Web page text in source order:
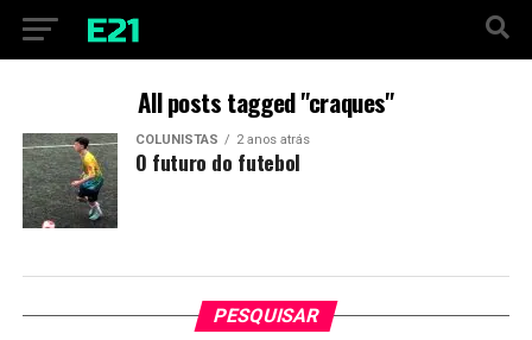
All posts tagged "craques"
COLUNISTAS 2 anos atrás
O futuro do futebol
PESQUISAR